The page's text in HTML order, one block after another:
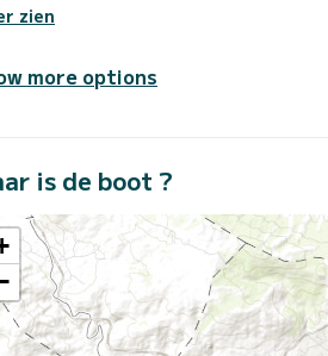
zien
more options
is de boot ?